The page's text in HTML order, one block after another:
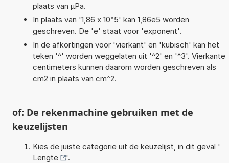
plaats van µPa.
In plaats van '1,86 x 10^5' kan 1,86e5 worden
geschreven. De 'e' staat voor 'exponent'.
In de afkortingen voor 'vierkant' en 'kubisch' kan het
teken '^' worden weggelaten uit '^2' en '^3'. Vierkante
centimeters kunnen daarom worden geschreven als
cm2 in plaats van cm^2.
of: De rekenmachine gebruiken met de
keuzelijsten
Kies de juiste categorie uit de keuzelijst, in dit geval '
Lengte
'.